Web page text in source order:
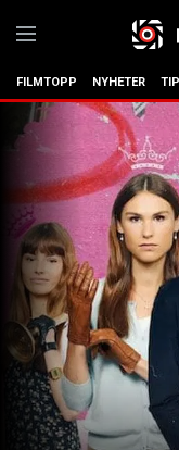
FILMTOPP NYHETER